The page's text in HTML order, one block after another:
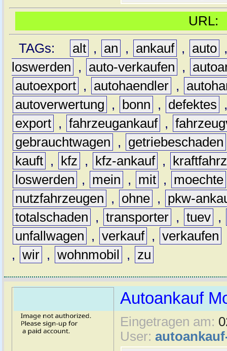
TAGs:
alt , an , ankauf , auto
loswerden
, auto-verkaufen ,
autoexport , autohaendler ,
autoverwertung
, bonn , defektes
export , fahrzeugankauf ,
gebrauchtwagen
,
getriebeschaden
kauft , kfz , kfz-ankauf ,
loswerden
, mein , mit ,
moechte
nutzfahrzeugen
, ohne ,
pkw-
totalschaden
, transporter , tuev ,
unfallwagen
, verkauf , verkaufen
, wir , wohnmobil , zu
Autoankauf
Eingetragen am:
User: